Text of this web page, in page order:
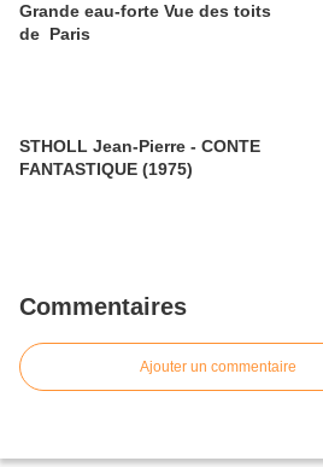
Grande eau-forte Vue des toits
de Paris
STHOLL Jean-Pierre - CONTE
FANTASTIQUE (1975)
Commentaires
Ajouter un commentaire